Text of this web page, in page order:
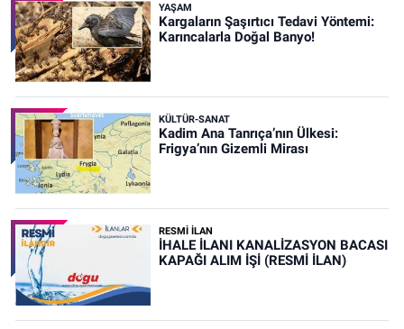
YAŞAM
Kargaların Şaşırtıcı Tedavi Yöntemi:
Karıncalarla Doğal Banyo!
KÜLTÜR-SANAT
Kadim Ana Tanrıça’nın Ülkesi:
Frigya’nın Gizemli Mirası
RESMİ İLAN
İHALE İLANI KANALİZASYON BACASI
KAPAĞI ALIM İŞİ (RESMİ İLAN)